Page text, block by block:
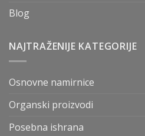
Blog
NAJTRAŽENIJE KATEGORIJE
Osnovne namirnice
Organski proizvodi
Posebna ishrana